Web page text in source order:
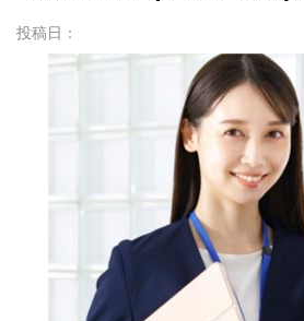
投稿日：